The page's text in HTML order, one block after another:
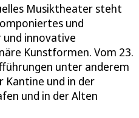
Musiktheater steht
und
innovative
Kunstformen. Vom 23.
unter anderem
Kantine und in der
und in der Alten